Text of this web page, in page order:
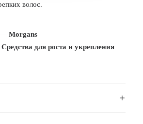
волос.
— Morgans
Средства для роста и укрепления